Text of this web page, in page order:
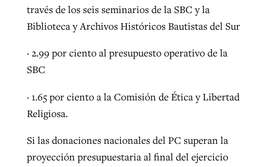
través de los seis seminarios de la SBC y la
Biblioteca y Archivos Históricos Bautistas del Sur
· 2.99 por ciento al presupuesto operativo de la
SBC
· 1.65 por ciento a la Comisión de Ética y Libertad
Religiosa.
Si las donaciones nacionales del PC superan la
proyección presupuestaria al final del ejercicio